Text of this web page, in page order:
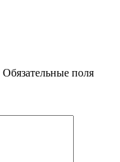
Обязательные поля